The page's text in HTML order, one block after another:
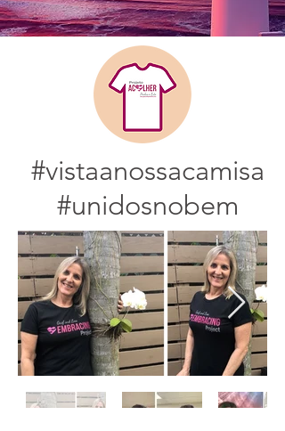
#vistaanossacamisa
#unidosnobem